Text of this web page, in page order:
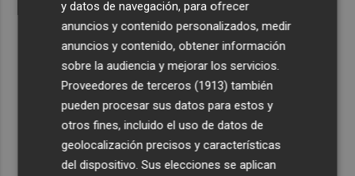
y datos de navegación, para ofrecer
anuncios y contenido personalizados, medir
anuncios y contenido, obtener información
sobre la audiencia y mejorar los servicios.
Proveedores de terceros (1913) también
pueden procesar sus datos para estos y
otros fines, incluido el uso de datos de
geolocalización precisos y características
del dispositivo. Sus elecciones se aplican